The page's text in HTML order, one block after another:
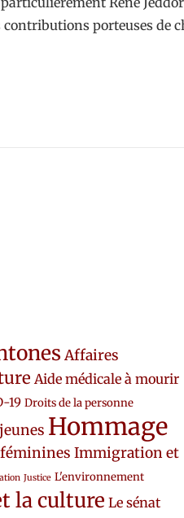
porteuses de
Affaires
Aide médicale à mourir
19 Droits de la personne
Hommage
Immigration et
Justice L'environnement
la culture Le sénat